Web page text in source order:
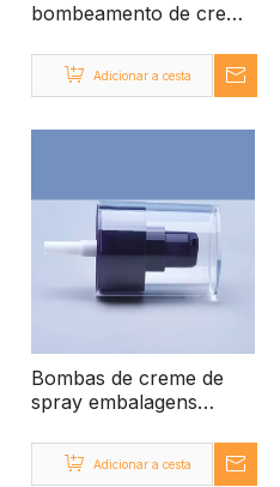
bombeamento de creme
tratamento para cremes
para o rostoAdicionar a cesta
Bombas de creme de
spray embalagens
recipientes de bomba
creme vazios
Adicionar a cesta